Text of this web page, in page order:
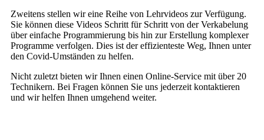
Zweitens stellen wir eine Reihe von Lehrvideos zur Verfügung.
Sie können diese Videos Schritt für Schritt von der Verkabelung
über einfache Programmierung bis hin zur Erstellung komplexer
Programme verfolgen. Dies ist der effizienteste Weg, Ihnen unter
den Covid-Umständen zu helfen.
Nicht zuletzt bieten wir Ihnen einen Online-Service mit über 20
Technikern. Bei Fragen können Sie uns jederzeit kontaktieren
und wir helfen Ihnen umgehend weiter.